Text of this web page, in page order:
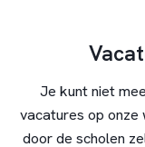
Je kunt niet
vacatures op
door de scholen